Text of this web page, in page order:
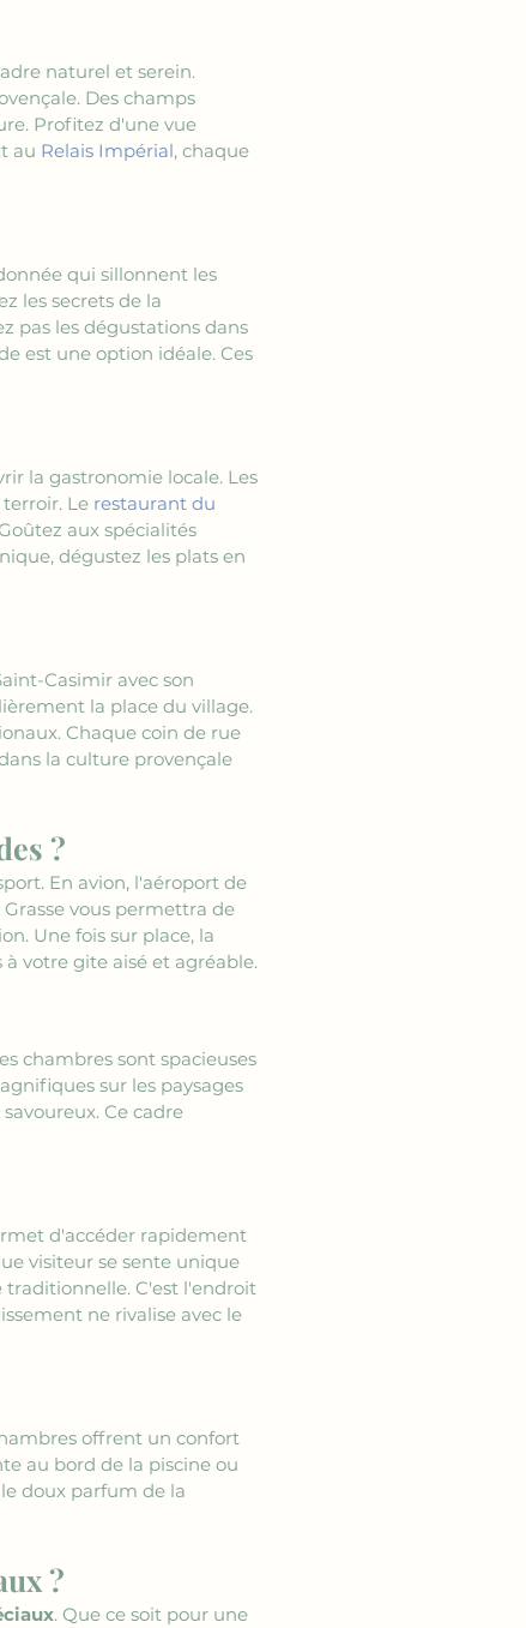
naturel et serein.
Des champs
Profitez d'une vue
au Relais Impérial, chaque
qui sillonnent les
les secrets de la
pas les dégustations dans
est une option idéale. Ces
la gastronomie locale. Les
Le restaurant du
aux spécialités
dégustez les plats en
Casimir avec son
la place du village.
Chaque coin de rue
la culture provençale
?
En avion, l'aéroport de
vous permettra de
Une fois sur place, la
votre gite aisé et agréable.
chambres sont spacieuses
sur les paysages
Ce cadre
d'accéder rapidement
visiteur se sente unique
C'est l'endroit
ne rivalise avec le
offrent un confort
au bord de la piscine ou
doux parfum de la
?
. Que ce soit pour une